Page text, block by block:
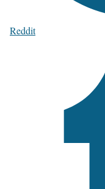
Reddit